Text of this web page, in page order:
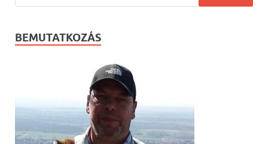
BEMUTATKOZÁS